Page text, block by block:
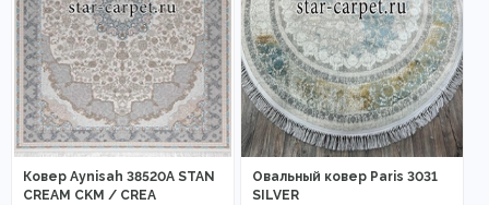
Ковер Aynisah 38520A STAN
CREAM CKM / CREA
Овальный ковер Paris 3031
SILVER